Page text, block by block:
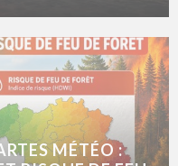
MÉTÉO :